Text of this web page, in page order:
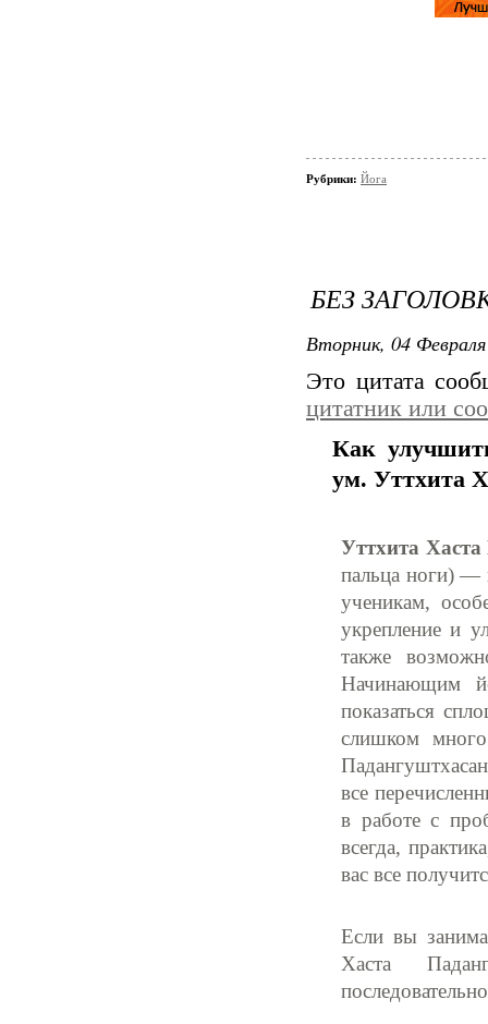
Рубрики: Йога
БЕЗ
Вторник, 04
Это цитата
цитатник или
Как
ум. Уттхита
Уттхита
пальца ноги) —
ученикам,
укрепление и
также
Начинающим
показаться
слишком
все
в работе с
всегда,
вас все
Если вы
Хаста